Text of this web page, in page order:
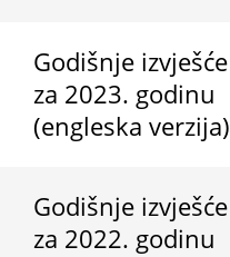
Godišnje izvješće
za 2023. godinu
(engleska verzija)
Godišnje izvješće
za 2022. godinu